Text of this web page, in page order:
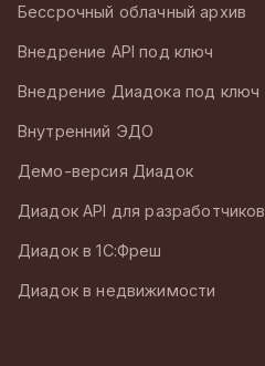
Бессрочный облачный архив
Внедрение API под ключ
Внедрение Диадока под ключ
Внутренний ЭДО
Демо-версия Диадок
Диадок API для разработчиков
Диадок в 1С:Фреш
Диадок в недвижимости